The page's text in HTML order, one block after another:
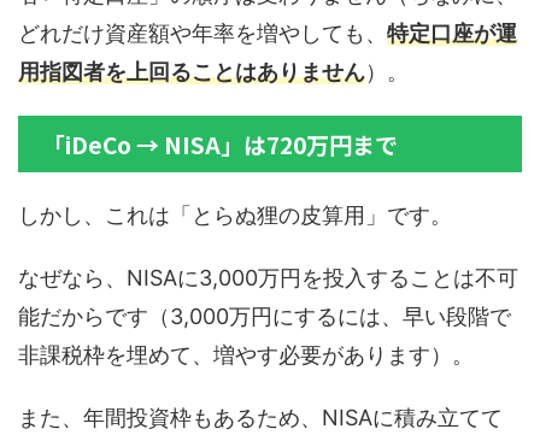
どれだけ資産額や年率を増やしても、 特定口座が運
用指図者を上回ることはありません）。
「iDeCo → NISA」は720万円まで
しかし、これは「とらぬ狸の皮算用」です。
なぜなら、NISAに3,000万円を投入することは不可
能だからです（3,000万円にするには、早い段階で
非課税枠を埋めて、増やす必要があります）。
また、年間投資枠もあるため、NISAに積み立てて